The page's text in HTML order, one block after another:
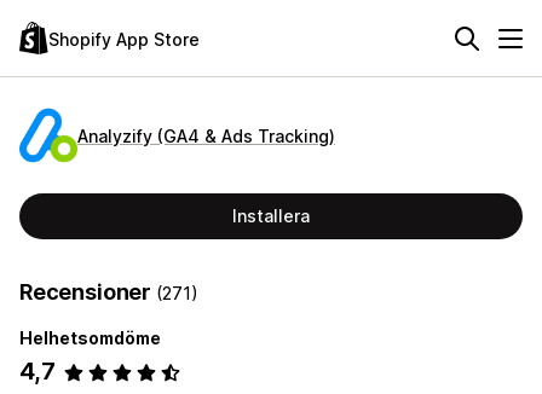
Shopify App Store
Analyzify (GA4 & Ads Tracking)
Installera
Recensioner (271)
Helhetsomdöme
4,7